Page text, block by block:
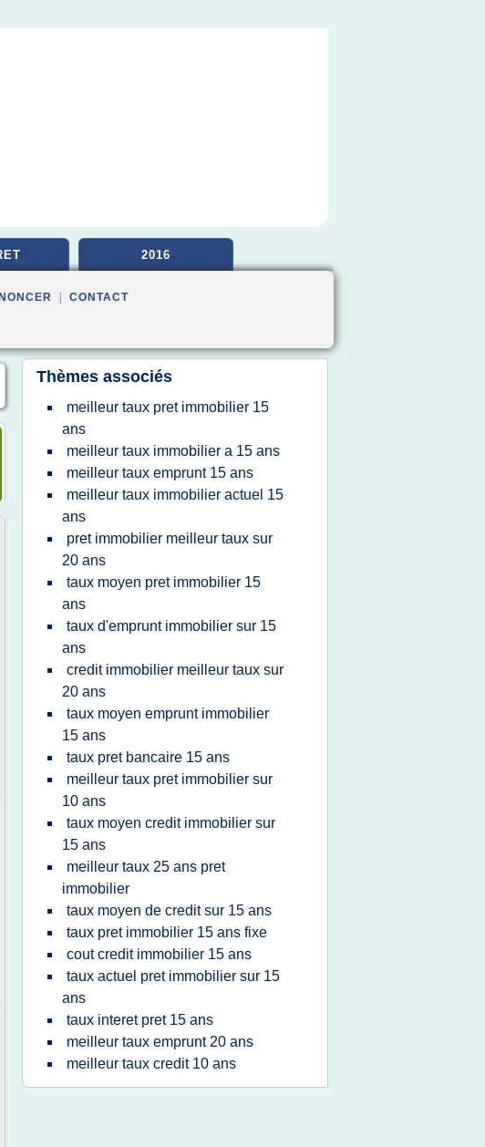
2016
CONTACT
Thèmes associés
meilleur taux pret immobilier 15
ans
meilleur taux immobilier a 15 ans
meilleur taux emprunt 15 ans
meilleur taux immobilier actuel 15
ans
pret immobilier meilleur taux sur
20 ans
taux moyen pret immobilier 15
ans
taux d'emprunt immobilier sur 15
ans
credit immobilier meilleur taux sur
20 ans
taux moyen emprunt immobilier
15 ans
taux pret bancaire 15 ans
meilleur taux pret immobilier sur
10 ans
taux moyen credit immobilier sur
15 ans
meilleur taux 25 ans pret
immobilier
taux moyen de credit sur 15 ans
taux pret immobilier 15 ans fixe
cout credit immobilier 15 ans
taux actuel pret immobilier sur 15
ans
taux interet pret 15 ans
meilleur taux emprunt 20 ans
meilleur taux credit 10 ans